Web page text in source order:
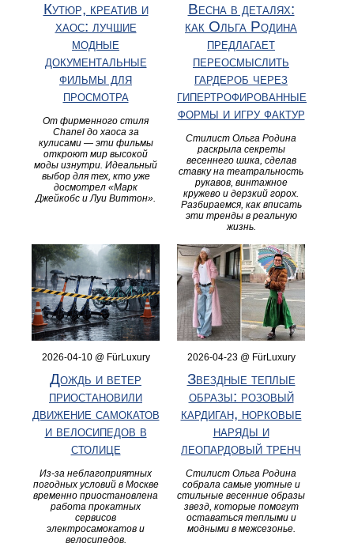
Кутюр, креатив и
хаос: лучшие
модные
документальные
фильмы для
просмотра
От фирменного стиля
Chanel до хаоса за
кулисами — эти фильмы
откроют мир высокой
моды изнутри. Идеальный
выбор для тех, кто уже
досмотрел «Марк
Джейкобс и Луи Виттон».
Весна в деталях:
как Ольга Родина
предлагает
переосмыслить
гардероб через
гипертрофированные
формы и игру фактур
Стилист Ольга Родина
раскрыла секреты
весеннего шика, сделав
ставку на театральность
рукавов, винтажное
кружево и дерзкий горох.
Разбираемся, как вписать
эти тренды в реальную
жизнь.
2026-04-10 @ FürLuxury
Дождь и ветер
приостановили
движение самокатов
и велосипедов в
столице
Из-за неблагоприятных
погодных условий в Москве
временно приостановлена
работа прокатных
сервисов
электросамокатов и
велосипедов.
2026-04-23 @ FürLuxury
Звездные теплые
образы: розовый
кардиган, норковые
наряды и
леопардовый тренч
Стилист Ольга Родина
собрала самые уютные и
стильные весенние образы
звезд, которые помогут
оставаться теплыми и
модными в межсезонье.